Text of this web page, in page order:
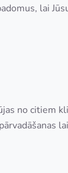
lai
no citiem